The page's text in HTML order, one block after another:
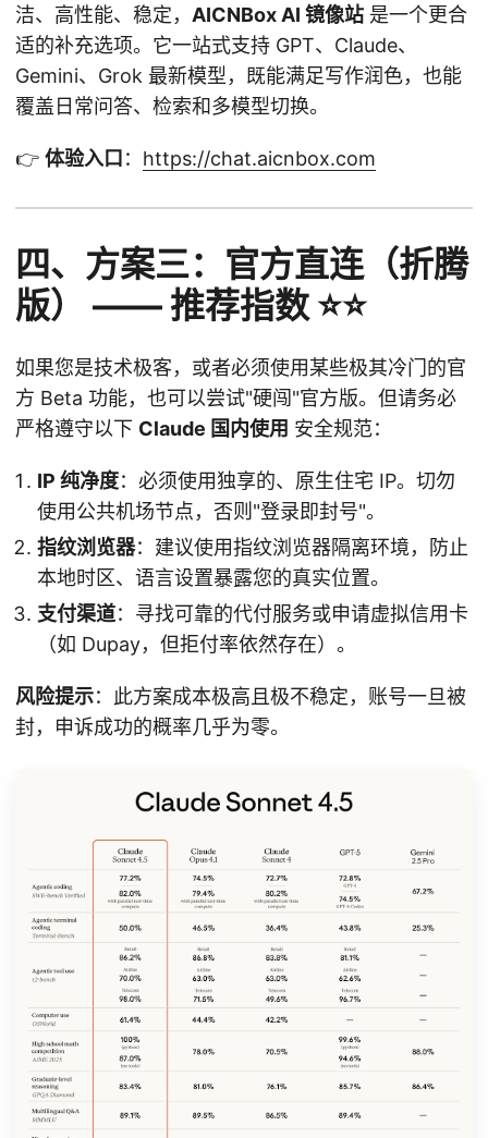
洁、高性能、稳定， AICNBox AI 镜像站 是一个更合
适的补充选项。它一站式支持 GPT、Claude、
Gemini、Grok 最新模型，既能满足写作润色，也能
覆盖日常问答、检索和多模型切换。
👉 体验入口 ： https://chat.aicnbox.com
四、方案三：官方直连（折腾
版） —— 推荐指数 ⭐⭐
如果您是技术极客，或者必须使用某些极其冷门的官
方 Beta 功能，也可以尝试"硬闯"官方版。但请务必
严格遵守以下 Claude 国内使用 安全规范：
IP 纯净度：必须使用独享的、原生住宅 IP。切勿
使用公共机场节点，否则"登录即封号"。
指纹浏览器：建议使用指纹浏览器隔离环境，防止
本地时区、语言设置暴露您的真实位置。
支付渠道：寻找可靠的代付服务或申请虚拟信用卡
（如 Dupay，但拒付率依然存在）。
风险提示：此方案成本极高且极不稳定，账号一旦被
封，申诉成功的概率几乎为零。